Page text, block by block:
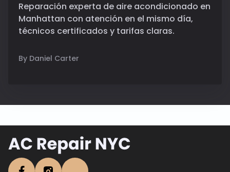
Reparación experta de aire acondicionado en
Manhattan con atención en el mismo día,
técnicos certificados y tarifas claras.
By Daniel Carter